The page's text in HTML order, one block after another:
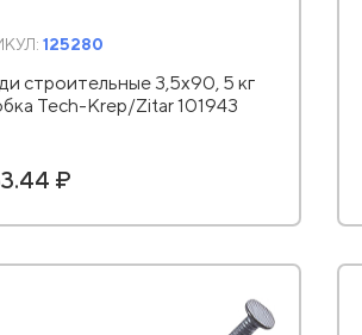
125280
строительные 3,5х90, 5 кг
Tech-Krep/Zitar 101943
₽